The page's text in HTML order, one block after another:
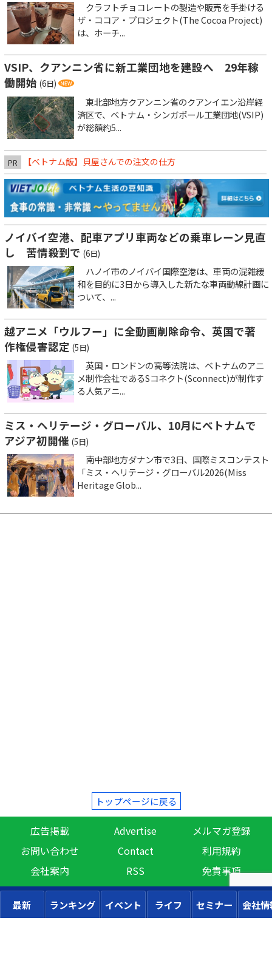
クラフトチョコレートの製造や販売を手掛ける
ザ・ココア・プロジェクト(The Cocoa Project)
は、ホーチ...
VSIP、クアンニン省に新工業団地を建設へ 29年稼
働開始 (6日)
東北部地方クアンニン省のクアンイエン沿岸経
済区で、ベトナム・シンガポール工業団地(VSIP)
が総額約5...
PR 【ベトナム飯】貝屋さんでの注文の仕方
ノイバイ空港、配車アプリ車両などの乗車レーン見直
し 苦情殺到で (6日)
ハノイ市のノイバイ国際空港は、車両の混雑緩
和を目的に3日から導入した新たな車両動線計画に
ついて、...
越アニメ「ウルフー」に全動画削除命令、英国で著
作権侵害認定 (5日)
英国・ロンドンの高等法院は、ベトナムのアニ
メ制作会社であるSコネクト(Sconnect)が制作す
る人気アニ...
ミス・ヘリテージ・グローバル、10月にベトナムで
アジア初開催 (5日)
南中部地方ダナン市で3日、国際ミスコンテスト
「ミス・ヘリテージ・グローバル2026(Miss
Heritage Glob...
トップページに戻る
広告掲載 Advertise
メルマガ登録
お問い合わせ
Contact
利用規約
会社案内
RSS 免責事項
最新 ランキング イベント ライフ セミナー 会社